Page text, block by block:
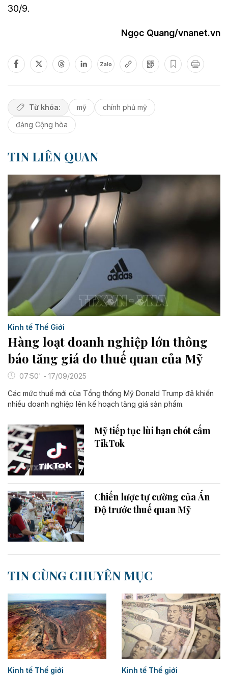
30/9.
Ngọc Quang/vnanet.vn
Zalo
Từ khóa: mỹ
chính phủ mỹ
đảng Cộng hòa
TIN LIÊN QUAN
Kinh tế Thế Giới
Hàng loạt doanh nghiệp lớn thông
báo tăng giá do thuế quan của Mỹ
07:50' - 17/09/2025
Các mức thuế mới của Tổng thống Mỹ Donald Trump đã khiến
nhiều doanh nghiệp lên kế hoạch tăng giá sản phẩm.
Mỹ tiếp tục lùi hạn chót cấm
TikTok
Chiến lược tự cường của Ấn
Độ trước thuế quan Mỹ
TIN CÙNG CHUYÊN MỤC
Kinh tế Thế giới Kinh tế Thế giới